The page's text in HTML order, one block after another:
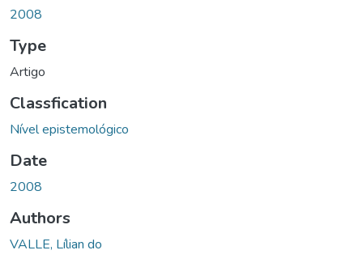
2008
Type
Artigo
Classfication
Nível epistemológico
Date
2008
Authors
VALLE, Lílian do